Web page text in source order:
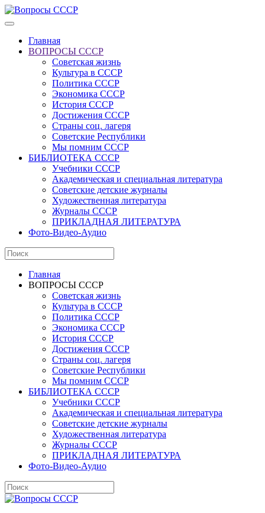
Главная
ВОПРОСЫ СССР
Советская жизнь
Культура в СССР
Политика СССР
Экономика СССР
История СССР
Достижения СССР
Страны соц. лагеря
Советские Республики
Мы помним СССР
БИБЛИОТЕКА СССР
Учебники СССР
Академическая и специальная литература
Советские детские журналы
Художественная литература
Журналы СССР
ПРИКЛАДНАЯ ЛИТЕРАТУРА
Фото-Видео-Аудио
Главная
ВОПРОСЫ СССР
Советская жизнь
Культура в СССР
Политика СССР
Экономика СССР
История СССР
Достижения СССР
Страны соц. лагеря
Советские Республики
Мы помним СССР
БИБЛИОТЕКА СССР
Учебники СССР
Академическая и специальная литература
Советские детские журналы
Художественная литература
Журналы СССР
ПРИКЛАДНАЯ ЛИТЕРАТУРА
Фото-Видео-Аудио